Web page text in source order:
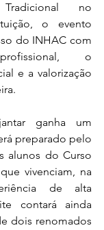
no
o evento
do INHAC com
o
e a valorização
ganha um
preparado pelo
alunos do Curso
vivenciam, na
de alta
contará ainda
dois renomados